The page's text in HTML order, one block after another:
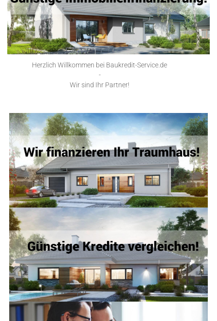
Herzlich Willkommen bei Baukredit-Service.de
-
Wir sind Ihr Partner!